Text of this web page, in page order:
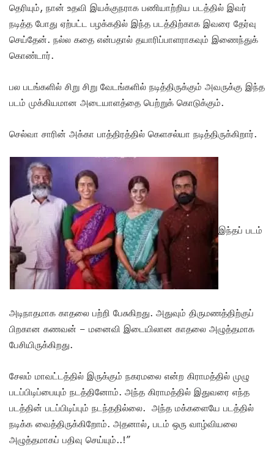
தெரியும், நான் உதவி இயக்குநராக பணியாற்றிய படத்தில் இவர்
நடித்த போது ஏற்பட்ட பழக்கதில் இந்த படத்திற்காக இவரை தேர்வு
செய்தேன். நல்ல கதை என்பதால் தயாரிப்பாளராகவும் இணைந்துக்
கொண்டார்.
பல படங்களில் சிறு சிறு வேடங்களில் நடித்திருக்கும் அவருக்கு இந்த
படம் முக்கியமான அடையாளத்தை பெற்றுக் கொடுக்கும்.
செல்வா சாரின் அக்கா பாத்திரத்தில் கெளசல்யா நடித்திருக்கிறார்.
இந்தப் படம்
அடிநாதமாக காதலை பற்றி பேசுகிறது. அதுவும் திருமணத்திற்குப்
பிறகான கணவன் – மனைவி இடையிலான காதலை அழுத்தமாக
பேசியிருக்கிறது.
சேலம் மாவட்டத்தில் இருக்கும் நகரமலை என்ற கிராமத்தில் முழு
படப்பிடிப்பையும் நடத்தினோம். அந்த கிராமத்தில் இதுவரை எந்த
படத்தின் படப்பிடிப்பும் நடந்ததில்லை. அந்த மக்களையே படத்தில்
நடிக்க வைத்திருக்கிறோம். அதனால், படம் ஒரு வாழ்வியலை
அழுத்தமாகப் பதிவு செய்யும்..!”